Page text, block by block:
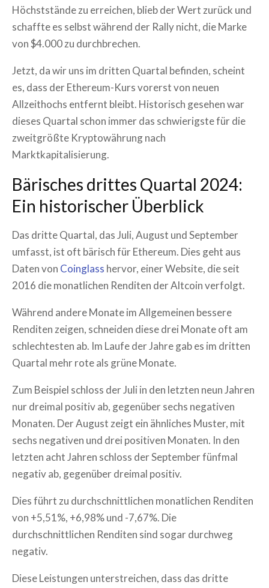
Höchststände zu erreichen, blieb der Wert zurück und
schaffte es selbst während der Rally nicht, die Marke
von $4.000 zu durchbrechen.
Jetzt, da wir uns im dritten Quartal befinden, scheint
es, dass der Ethereum-Kurs vorerst von neuen
Allzeithochs entfernt bleibt. Historisch gesehen war
dieses Quartal schon immer das schwierigste für die
zweitgrößte Kryptowährung nach
Marktkapitalisierung.
Bärisches drittes Quartal 2024:
Ein historischer Überblick
Das dritte Quartal, das Juli, August und September
umfasst, ist oft bärisch für Ethereum. Dies geht aus
Daten von Coinglass hervor, einer Website, die seit
2016 die monatlichen Renditen der Altcoin verfolgt.
Während andere Monate im Allgemeinen bessere
Renditen zeigen, schneiden diese drei Monate oft am
schlechtesten ab. Im Laufe der Jahre gab es im dritten
Quartal mehr rote als grüne Monate.
Zum Beispiel schloss der Juli in den letzten neun Jahren
nur dreimal positiv ab, gegenüber sechs negativen
Monaten. Der August zeigt ein ähnliches Muster, mit
sechs negativen und drei positiven Monaten. In den
letzten acht Jahren schloss der September fünfmal
negativ ab, gegenüber dreimal positiv.
Dies führt zu durchschnittlichen monatlichen Renditen
von +5,51%, +6,98% und -7,67%. Die
durchschnittlichen Renditen sind sogar durchweg
negativ.
Diese Leistungen unterstreichen, dass das dritte